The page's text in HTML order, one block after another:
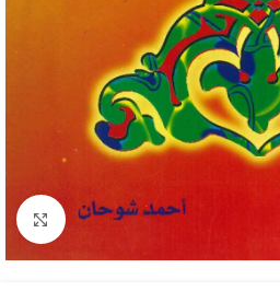
Click to enlarge